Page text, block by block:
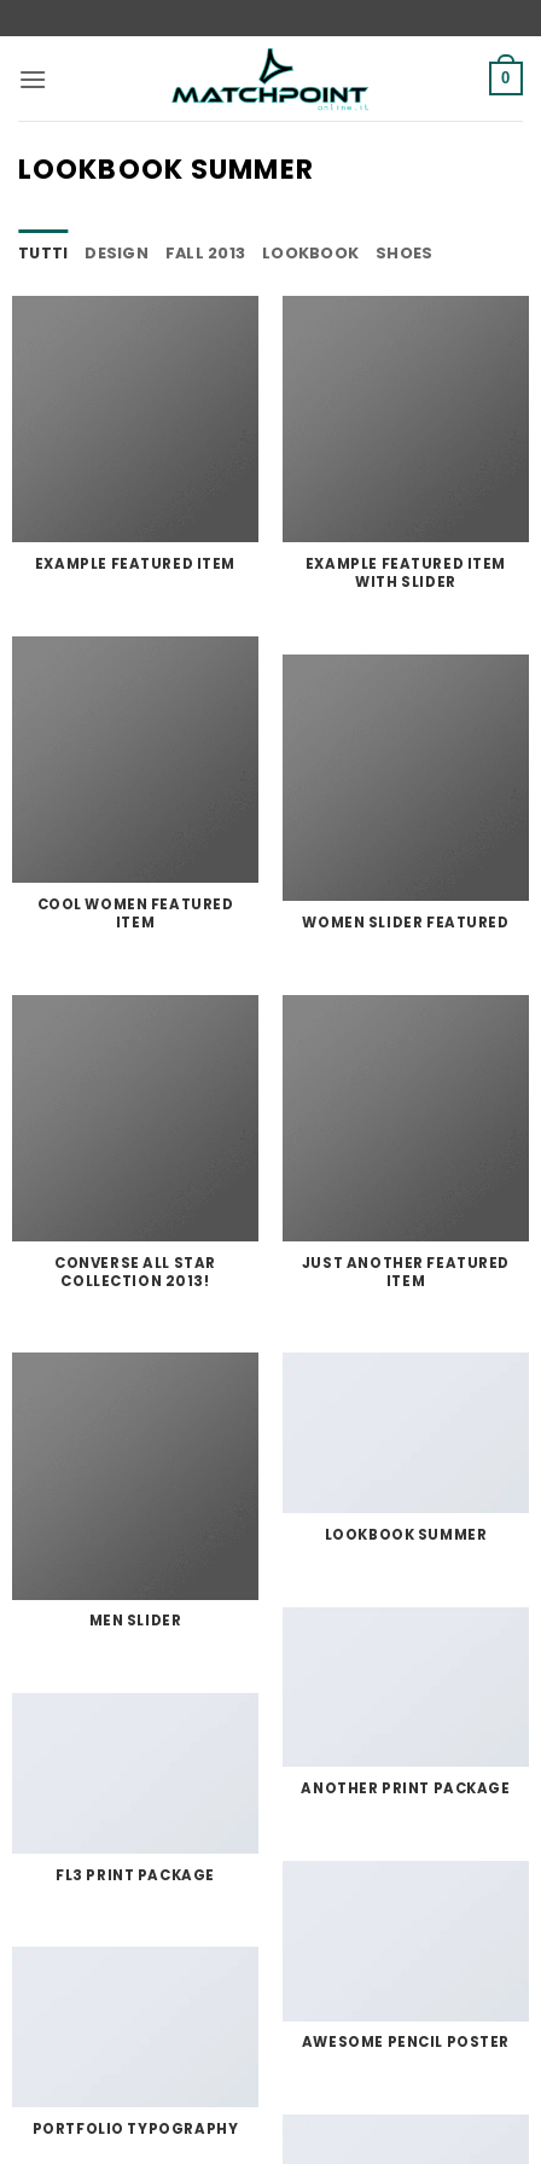
ai
contenuti
0
LOOKBOOK SUMMER
TUTTI DESIGN FALL 2013 LOOKBOOK SHOES
EXAMPLE FEATURED ITEM
EXAMPLE FEATURED ITEM
WITH SLIDER
COOL WOMEN FEATURED
ITEM
WOMEN SLIDER FEATURED
CONVERSE ALL STAR
COLLECTION 2013!
JUST ANOTHER FEATURED
ITEM
MEN SLIDER
LOOKBOOK SUMMER
ANOTHER PRINT PACKAGE
FL3 PRINT PACKAGE
AWESOME PENCIL POSTER
PORTFOLIO TYPOGRAPHY